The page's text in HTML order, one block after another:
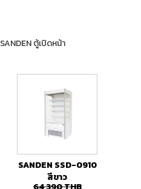
SANDEN ตู้เปิดหน้า
SANDEN SSD-0910
สีขาว